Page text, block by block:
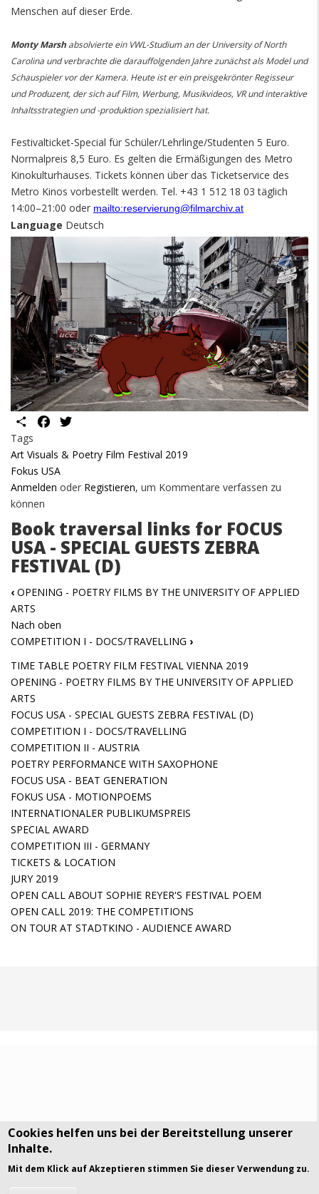
Menschen auf dieser Erde.
Monty Marsh absolvierte ein VWL-Studium an der University of North
Carolina und verbrachte die darauffolgenden Jahre zunächst als Model und
Schauspieler vor der Kamera. Heute ist er ein preisgekrönter Regisseur
und Produzent, der sich auf Film, Werbung, Musikvideos, VR und interaktive
Inhaltsstrategien und -produktion spezialisiert hat.
Festivalticket-Special für Schüler/Lehrlinge/Studenten 5 Euro.
Normalpreis 8,5 Euro. Es gelten die Ermäßigungen des Metro
Kinokulturhauses. Tickets können über das Ticketservice des
Metro Kinos vorbestellt werden. Tel. +43 1 512 18 03 täglich
14:00–21:00 oder mailto:reservierung@filmarchiv.at
Language Deutsch
ShareFacebook
Tags
Art Visuals & Poetry Film Festival 2019
Fokus USA
Anmelden oder Registieren, um Kommentare verfassen zu
können
Book traversal links for FOCUS
USA - SPECIAL GUESTS ZEBRA
FESTIVAL (D)
‹ OPENING - POETRY FILMS BY THE UNIVERSITY OF APPLIED
ARTS
Nach oben
COMPETITION I - DOCS/TRAVELLING ›
TIME TABLE POETRY FILM FESTIVAL VIENNA 2019
OPENING - POETRY FILMS BY THE UNIVERSITY OF APPLIED
ARTS
FOCUS USA - SPECIAL GUESTS ZEBRA FESTIVAL (D)
COMPETITION I - DOCS/TRAVELLING
COMPETITION II - AUSTRIA
POETRY PERFORMANCE WITH SAXOPHONE
FOCUS USA - BEAT GENERATION
FOKUS USA - MOTIONPOEMS
INTERNATIONALER PUBLIKUMSPREIS
SPECIAL AWARD
COMPETITION III - GERMANY
TICKETS & LOCATION
JURY 2019
OPEN CALL ABOUT SOPHIE REYER'S FESTIVAL POEM
OPEN CALL 2019: THE COMPETITIONS
ON TOUR AT STADTKINO - AUDIENCE AWARD
Cookies helfen uns bei der Bereitstellung unserer
Inhalte.
Mit dem Klick auf Akzeptieren stimmen Sie dieser Verwendung zu.